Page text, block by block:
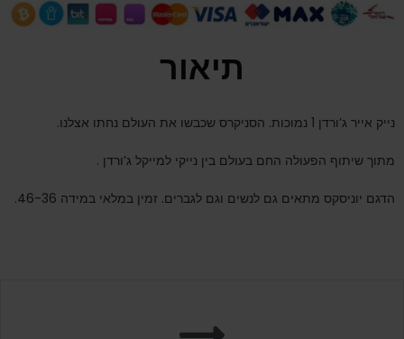
תיאור
נייק אייר ג’ורדן 1 נמוכות. הסניקרס שכבשו את העולם נחתו אצלנו.
מתוך שיתוף הפעולה החם בעולם בין נייקי למייקל ג’ורדן .
הדגם יוניסקס מתאים גם לנשים וגם לגברים. זמין במלאי במידה 46-36.